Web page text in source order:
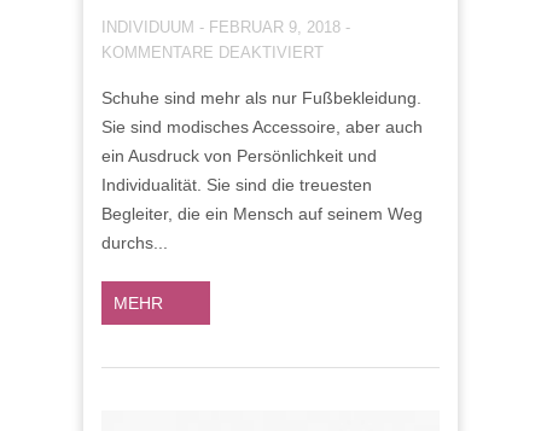
INDIVIDUUM - FEBRUAR 9, 2018 -
KOMMENTARE DEAKTIVIERTFÜR
–
EIN
AUSDRUCK
VON
Schuhe sind mehr als nur Fußbekleidung.
Sie sind modisches Accessoire, aber auch
ein Ausdruck von Persönlichkeit und
Individualität. Sie sind die treuesten
Begleiter, die ein Mensch auf seinem Weg
durchs...
MEHR